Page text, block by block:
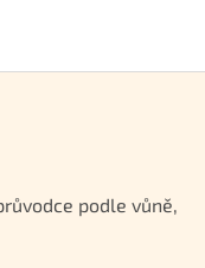
podle vůně,